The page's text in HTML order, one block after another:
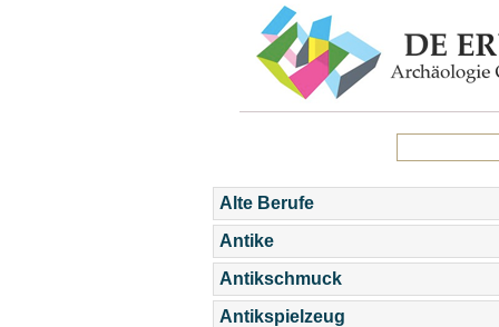
Alte Berufe
Antike
Antikschmuck
Antikspielzeug